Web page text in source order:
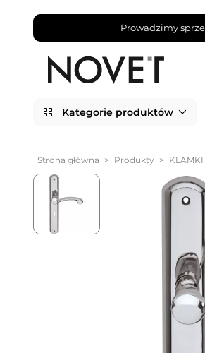
Prowadzimy
Kategorie produktów
Strona główna > Produkty >